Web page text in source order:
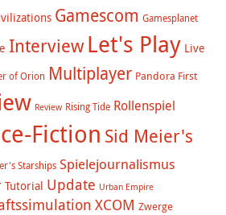
Gamescom Gamesplanet
Interview Let's Play Live
of Orion Multiplayer Pandora First
Review Rising Tide Rollenspiel
Fiction Sid Meier's
Starships Spielejournalismus
Tutorial Update Urban Empire
XCOM Zwerge